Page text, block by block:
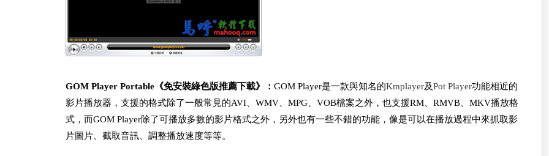
GOM Player Portable《免安裝綠色版推薦下載》： GOM Player是一款與知名的Kmplayer及Pot Player功能相近的
影片播放器，支援的格式除了一般常見的AVI、WMV、MPG、VOB檔案之外，也支援RM、RMVB、MKV播放格
式，而GOM Player除了可播放多數的影片格式之外，另外也有一些不錯的功能，像是可以在播放過程中來抓取影
片圖片、截取音訊、調整播放速度等等。